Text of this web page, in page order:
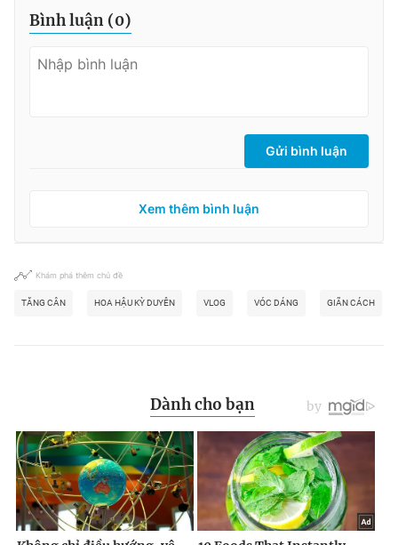
Bình luận (0)
Gửi bình luận
Xem thêm bình luận
Khám phá thêm chủ đề
TĂNG CÂN HOA HẬU KỲ DUYÊN VLOG VÓC DÁNG GIÃN CÁCH